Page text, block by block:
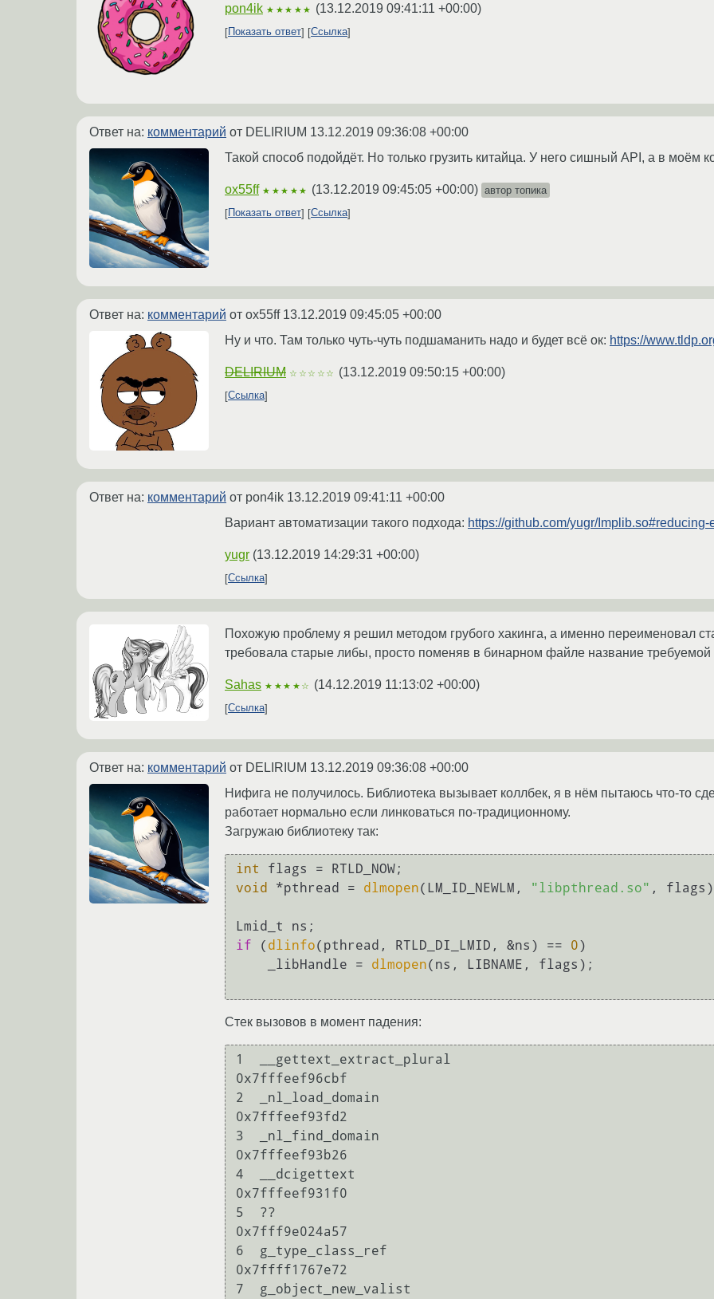
pon4ik ★★★★★ (13.12.2019 09:41:11 +00:00)
Показать ответ Ссылка
Ответ на: комментарий от DELIRIUM 13.12.2019 09:36:08 +00:00
Такой способ подойдёт. Но только грузить китайца. У него сишный API, а в моём
ox55ff ★★★★★ (13.12.2019 09:45:05 +00:00) автор топика
Показать ответ
Ссылка
Ответ на: комментарий от ox55ff 13.12.2019 09:45:05 +00:00
Ну и что. Там только чуть-чуть подшаманить надо и будет всё ок: https://
DELIRIUM ☆☆☆☆☆ (13.12.2019 09:50:15 +00:00)
Ссылка
Ответ на: комментарий от pon4ik 13.12.2019 09:41:11 +00:00
Вариант автоматизации такого подхода: https://github.com/yugr/
yugr (13.12.2019 14:29:31 +00:00)
Ссылка
Похожую проблему я решил методом грубого хакинга, а именно переименовал
требовала старые либы, просто поменяв в бинарном файле название требуемой
Sahas ★★★★☆ (14.12.2019 11:13:02 +00:00)
Ссылка
Ответ на: комментарий от DELIRIUM 13.12.2019 09:36:08 +00:00
Нифига не получилось. Библиотека вызывает коллбек, я в нём пытаюсь что-то
работает нормально если линковаться по-традиционному.
Загружаю библиотеку так:
int
void
*pthread = dlmopen(LM_ID_NEWLM, "libpthread.so" ,
if ( dlinfo(pthread, RTLD_DI_LMID, &ns) == 0)
    _libHandle =
dlmopen(ns, LIBNAME, flags);
Стек вызовов в момент падения:
1  __gettext_extract_plural
0x7fffeef96cbf
2  _nl_load_domain
0x7fffeef93fd2
3  _nl_find_domain
0x7fffeef93b26
4  __dcigettext
0x7fffeef931f0
5  ??
0x7fff9e024a57
6  g_type_class_ref
0x7ffff1767e72
7  g_object_new_valist